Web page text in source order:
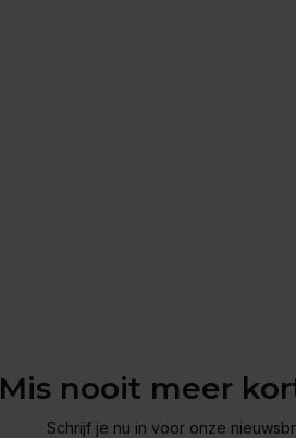
Mis nooit meer
Schrijf je nu in voor onze